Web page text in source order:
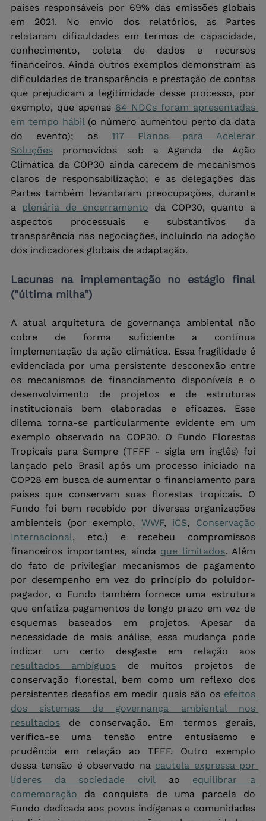
países responsáveis por 69% das emissões globais
em 2021. No envio dos relatórios, as Partes
relataram dificuldades em termos de capacidade,
conhecimento, coleta de dados e recursos
financeiros. Ainda outros exemplos demonstram as
dificuldades de transparência e prestação de contas
que prejudicam a legitimidade desse processo, por
exemplo, que apenas 64 NDCs foram apresentadas
em tempo hábil (o número aumentou perto da data
do evento); os 117 Planos para Acelerar
Soluções promovidos sob a Agenda de Ação
Climática da COP30 ainda carecem de mecanismos
claros de responsabilização; e as delegações das
Partes também levantaram preocupações, durante
a plenária de encerramento da COP30, quanto a
aspectos processuais e substantivos da
transparência nas negociações, incluindo na adoção
dos indicadores globais de adaptação.
Lacunas na implementação no estágio final
("última milha")
A atual arquitetura de governança ambiental não
cobre de forma suficiente a contínua
implementação da ação climática. Essa fragilidade é
evidenciada por uma persistente desconexão entre
os mecanismos de financiamento disponíveis e o
desenvolvimento de projetos e de estruturas
institucionais bem elaboradas e eficazes. Esse
dilema torna-se particularmente evidente em um
exemplo observado na COP30. O Fundo Florestas
Tropicais para Sempre (TFFF - sigla em inglês) foi
lançado pelo Brasil após um processo iniciado na
COP28 em busca de aumentar o financiamento para
países que conservam suas florestas tropicais. O
Fundo foi bem recebido por diversas organizações
ambienteis (por exemplo, WWF, iCS, Conservação
Internacional, etc.) e recebeu compromissos
financeiros importantes, ainda que limitados. Além
do fato de privilegiar mecanismos de pagamento
por desempenho em vez do princípio do poluidor-
pagador, o Fundo também fornece uma estrutura
que enfatiza pagamentos de longo prazo em vez de
esquemas baseados em projetos. Apesar da
necessidade de mais análise, essa mudança pode
resultados ambíguos de muitos projetos de
conservação florestal, bem como um reflexo dos
persistentes desafios em medir quais são os efeitos
dos sistemas de governança ambiental nos
resultados de conservação. Em termos gerais,
verifica-se uma tensão entre entusiasmo e
prudência em relação ao TFFF. Outro exemplo
dessa tensão é observado na cautela expressa por
líderes da sociedade civil ao equilibrar a
comemoração da conquista de uma parcela do
Fundo dedicada aos povos indígenas e comunidades